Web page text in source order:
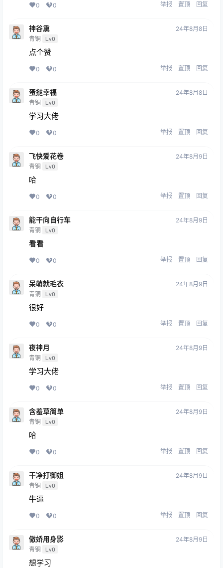
0 0 举报 置顶 回复
神谷熏
青铜 Lv0
24年8月8日
点个赞
0 0 举报 置顶 回复
蛋挞幸福
青铜 Lv0
24年8月8日
学习大佬
0 0 举报 置顶 回复
飞快爱花卷
青铜 Lv0
24年8月9日
哈
0 0 举报 置顶 回复
能干向自行车
青铜 Lv0
24年8月9日
看看
0 0 举报 置顶 回复
呆萌就毛衣
青铜 Lv0
24年8月9日
很好
0 0 举报 置顶 回复
夜神月
青铜 Lv0
24年8月9日
学习大佬
0 0 举报 置顶 回复
含羞草简单
青铜 Lv0
24年8月9日
哈
0 0 举报 置顶 回复
干净打御姐
青铜 Lv0
24年8月9日
牛逼
0 0 举报 置顶 回复
傲娇用身影
青铜 Lv0
24年8月9日
想学习